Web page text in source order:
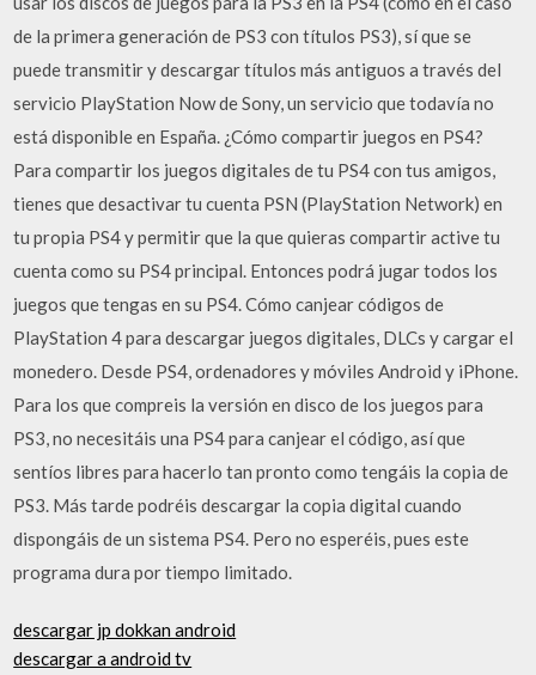
de la primera generación de PS3 con títulos PS3), sí que se
puede transmitir y descargar títulos más antiguos a través del
servicio PlayStation Now de Sony, un servicio que todavía no
está disponible en España. ¿Cómo compartir juegos en PS4?
Para compartir los juegos digitales de tu PS4 con tus amigos,
tienes que desactivar tu cuenta PSN (PlayStation Network) en
tu propia PS4 y permitir que la que quieras compartir active tu
cuenta como su PS4 principal. Entonces podrá jugar todos los
juegos que tengas en su PS4. Cómo canjear códigos de
PlayStation 4 para descargar juegos digitales, DLCs y cargar el
monedero. Desde PS4, ordenadores y móviles Android y iPhone.
Para los que compreis la versión en disco de los juegos para
PS3, no necesitáis una PS4 para canjear el código, así que
sentíos libres para hacerlo tan pronto como tengáis la copia de
PS3. Más tarde podréis descargar la copia digital cuando
dispongáis de un sistema PS4. Pero no esperéis, pues este
programa dura por tiempo limitado.
descargar jp dokkan android
descargar a android tv